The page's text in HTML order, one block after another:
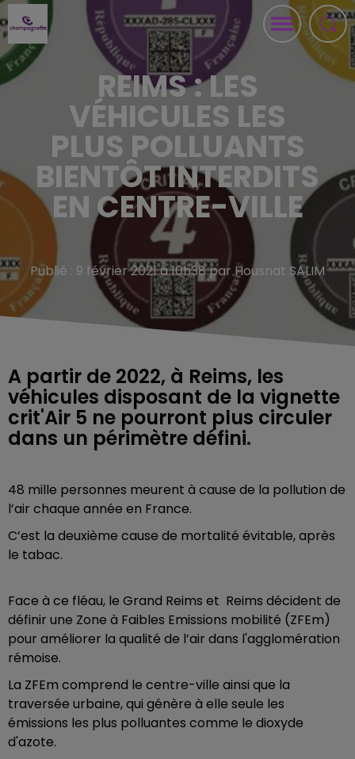
REIMS : LES
VÉHICULES LES
PLUS POLLUANTS
BIENTÔT INTERDITS
EN CENTRE-VILLE
Publié : 9 février 2021 à 10h38 par Housnat SALIM
A partir de 2022, à Reims, les
véhicules disposant de la vignette
crit'Air 5 ne pourront plus circuler
dans un périmètre défini.
48 mille personnes meurent à cause de la pollution de
l’air chaque année en France.
C’est la deuxième cause de mortalité évitable, après
le tabac.
Face à ce fléau, le Grand Reims et Reims décident de
définir une Zone à Faibles Emissions mobilité (ZFEm)
pour améliorer la qualité de l’air dans l'agglomération
rémoise.
La ZFEm comprend le centre-ville ainsi que la
traversée urbaine, qui génère à elle seule les
émissions les plus polluantes comme le dioxyde
d'azote.